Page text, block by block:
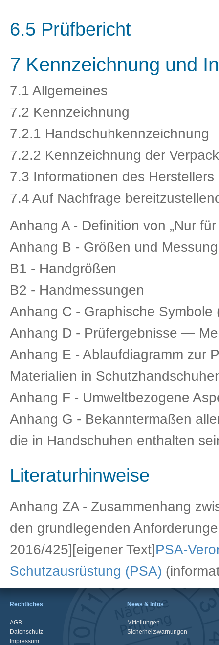
6.5 Prüfbericht
7 Kennzeichnung und
7.1 Allgemeines
7.2 Kennzeichnung
7.2.1 Handschuhkennzeichnung
7.2.2 Kennzeichnung der
7.3 Informationen des Herstellers
7.4 Auf Nachfrage
Anhang A - Definition von „Nur
Anhang B - Größen und
B1 - Handgrößen
B2 - Handmessungen
Anhang C - Graphische Symbole
Anhang D - Prüfergebnisse —
Anhang E - Ablaufdiagramm zur
Materialien in
Anhang F - Umweltbezogene
Anhang G - Bekanntermaßen
die in Handschuhen enthalten
Literaturhinweise
Anhang ZA - Zusammenhang
den grundlegenden
2016/425][eigener Text]PSA-
Schutzausrüstung (PSA)
Rechtliches
AGB
Datenschutz
Impressum
News & Infos
Mitteilungen
Sicherheitswarnungen